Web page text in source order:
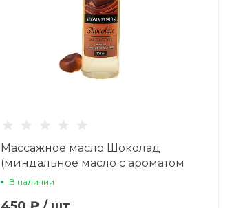
Массажное масло Шоколад
(миндальное масло с ароматом
шоколад) 100 мл
В наличии